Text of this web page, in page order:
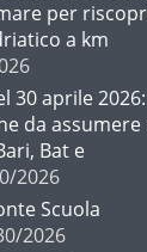
per
a km
30 aprile
da assumere
Bat e
2026
Scuola
2026